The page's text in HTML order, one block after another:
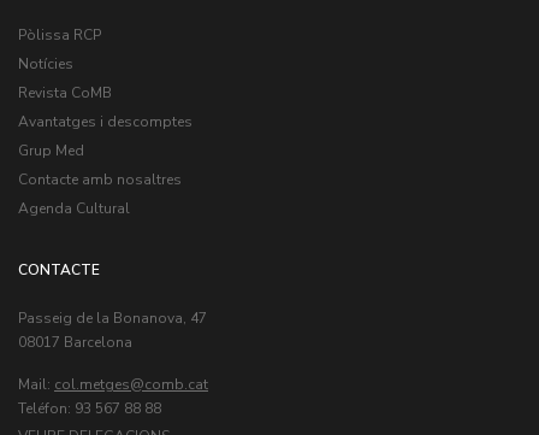
Pòlissa RCP
Notícies
Revista CoMB
Avantatges i descomptes
Grup Med
Contacte amb nosaltres
Agenda Cultural
CONTACTE
Passeig de la Bonanova, 47
08017 Barcelona
Mail: col.metges
Teléfon: 93 567 88 88